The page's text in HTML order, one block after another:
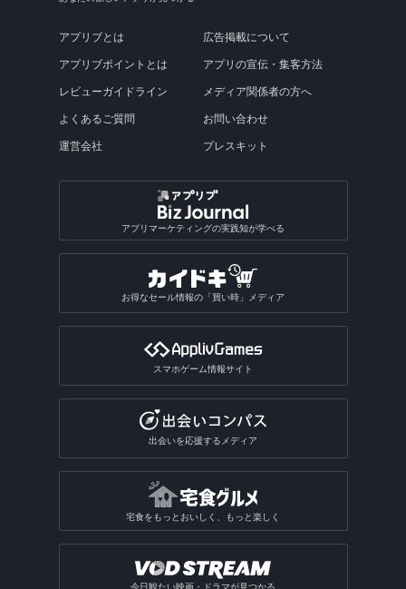
アプリブとは
アプリブポイントとは
レビューガイドライン
よくあるご質問
運営会社
広告掲載について
アプリの宣伝・集客方法
メディア関係者の方へ
お問い合わせ
プレスキット
アプリマーケティングの実践知が学べる
お得なセール情報の「買い時」メディア
スマホゲーム情報サイト
出会いを応援するメディア
宅食をもっとおいしく、もっと楽しく